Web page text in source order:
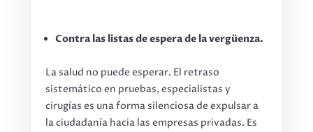
Contra las listas de espera de la vergüenza.
La salud no puede esperar. El retraso
sistemático en pruebas, especialistas y
cirugías es una forma silenciosa de expulsar a
la ciudadanía hacia las empresas privadas. Es